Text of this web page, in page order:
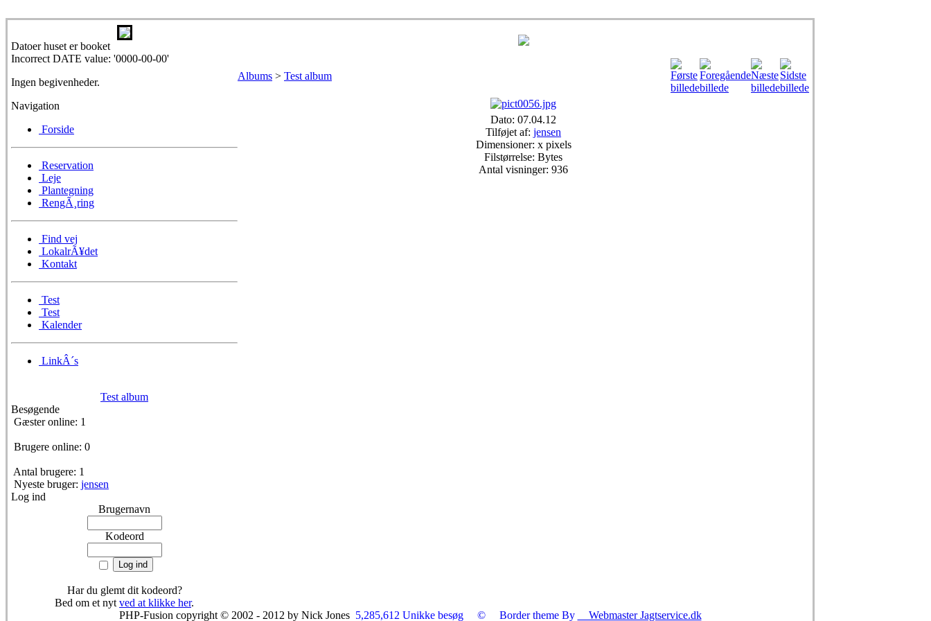
Datoer huset er booket
Incorrect DATE value: '0000-00-00'
Ingen begivenheder.
Navigation
Forside
Reservation
Leje
Plantegning
RengÃ¸ring
Find vej
LokalrÃ¥det
Kontakt
Test
Test
Kalender
LinkÂ´s
Test album
Besøgende
Gæster online: 1
Brugere online: 0
Antal brugere: 1
Nyeste bruger: jensen
Log ind
Brugernavn
Kodeord
Har du glemt dit kodeord?
Bed om et nyt ved at klikke her.
Albums > Test album
Dato: 07.04.12
Tilføjet af: jensen
Dimensioner: x pixels
Filstørrelse: Bytes
Antal visninger: 936
PHP-Fusion copyright © 2002 - 2012 by Nick Jones 5,285,612 Unikke besøg © Border theme By Webmaster Jagtservice.dk